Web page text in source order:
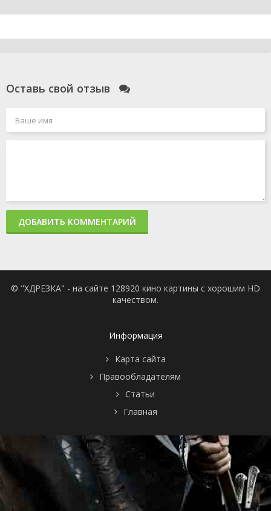
Оставь свой отзыв
ДОБАВИТЬ КОММЕНТАРИЙ
© "ХДРЕЗКА" - на сайте 128920 кино картины с хорошим HD
качеством.
Информация
Карта сайта
Правообладателям
Статьи
Главная